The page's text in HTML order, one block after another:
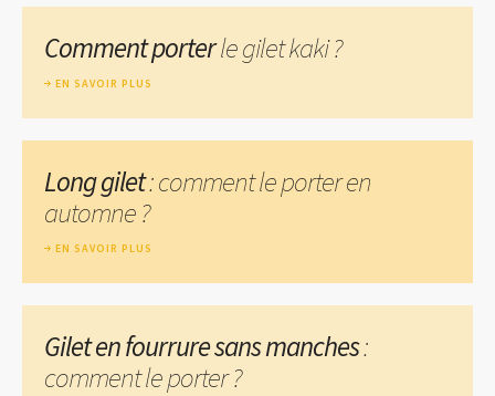
Comment porterle gilet kaki ?
EN SAVOIR PLUS
Long gilet: comment le porter en
automne ?
EN SAVOIR PLUS
Gilet en fourrure sans manches:
comment le porter ?